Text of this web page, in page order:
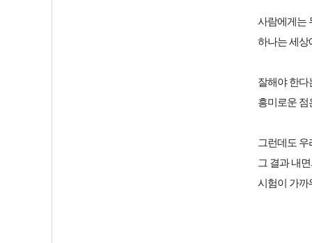
사람에게는
하나는 세상
잘해야 한다
흥미로운 점
그런데도
그 결과 내
시험이 가까